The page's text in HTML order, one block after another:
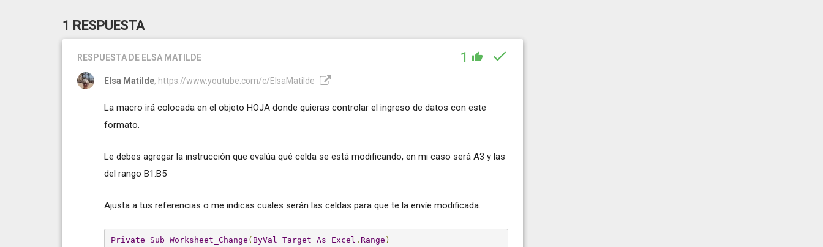
1 RESPUESTA
RESPUESTA DE ELSA MATILDE 1
Elsa Matilde, https://www.youtube.com/c/ElsaMatilde
La macro irá colocada en el objeto HOJA donde quieras controlar el ingreso de datos con este
formato.
Le debes agregar la instrucción que evalúa qué celda se está modificando, en mi caso será A3 y las
del rango B1:B5
Ajusta a tus referencias o me indicas cuales serán las celdas para que te la envíe modificada.
Private Sub Worksheet_Change ( ByVal Target As Excel . Range )